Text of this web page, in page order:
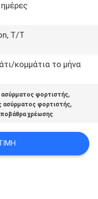
T/T
κομμάτια το μήνα
ασύρματος φορτιστής,
ασύρματος φορτιστής,
χρέωσης